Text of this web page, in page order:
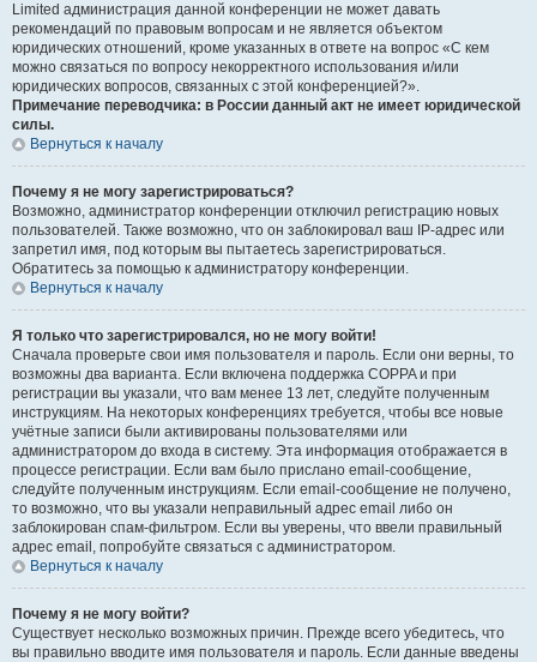
Limited администрация данной конференции не может давать
рекомендаций по правовым вопросам и не является объектом
юридических отношений, кроме указанных в ответе на вопрос «С кем
можно связаться по вопросу некорректного использования и/или
юридических вопросов, связанных с этой конференцией?».
Примечание переводчика: в России данный акт не имеет юридической
силы.
Вернуться к началу
Почему я не могу зарегистрироваться?
Возможно, администратор конференции отключил регистрацию новых
пользователей. Также возможно, что он заблокировал ваш IP-адрес или
запретил имя, под которым вы пытаетесь зарегистрироваться.
Обратитесь за помощью к администратору конференции.
Вернуться к началу
Я только что зарегистрировался, но не могу войти!
Сначала проверьте свои имя пользователя и пароль. Если они верны, то
возможны два варианта. Если включена поддержка COPPA и при
регистрации вы указали, что вам менее 13 лет, следуйте полученным
инструкциям. На некоторых конференциях требуется, чтобы все новые
учётные записи были активированы пользователями или
администратором до входа в систему. Эта информация отображается в
процессе регистрации. Если вам было прислано email-сообщение,
следуйте полученным инструкциям. Если email-сообщение не получено,
то возможно, что вы указали неправильный адрес email либо он
заблокирован спам-фильтром. Если вы уверены, что ввели правильный
адрес email, попробуйте связаться с администратором.
Вернуться к началу
Почему я не могу войти?
Существует несколько возможных причин. Прежде всего убедитесь, что
вы правильно вводите имя пользователя и пароль. Если данные введены